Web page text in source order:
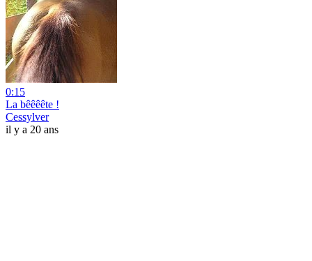
0:15
La bêêêête !
Cessylver
il y a 20 ans